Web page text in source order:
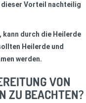
dieser Vorteil nachteilig
kann durch die Heilerde
Heilerde und
werden.
VON
ZU BEACHTEN?